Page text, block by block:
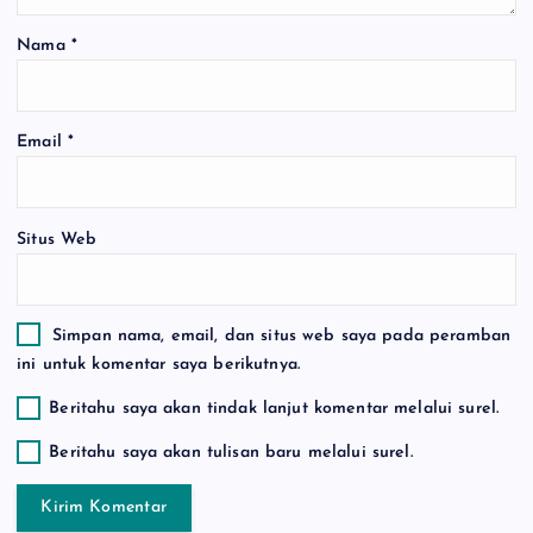
Nama *
Email *
Situs Web
Simpan nama, email, dan situs web saya pada peramban
ini untuk komentar saya berikutnya.
Beritahu saya akan tindak lanjut komentar melalui surel.
Beritahu saya akan tulisan baru melalui surel.